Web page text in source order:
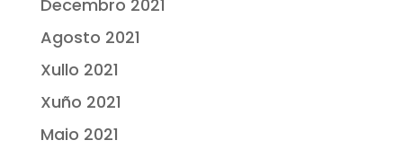
Decembro 2021
Agosto 2021
Xullo 2021
Xuño 2021
Maio 2021